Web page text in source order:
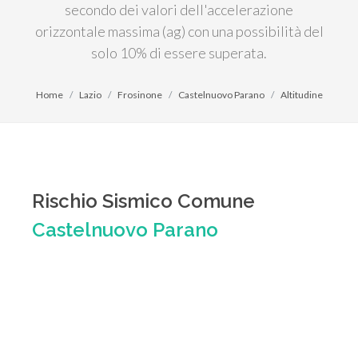
secondo dei valori dell'accelerazione
orizzontale massima (ag) con una possibilità del
solo 10% di essere superata.
Home Lazio Frosinone Castelnuovo Parano Altitudine
Rischio Sismico Comune
Castelnuovo Parano